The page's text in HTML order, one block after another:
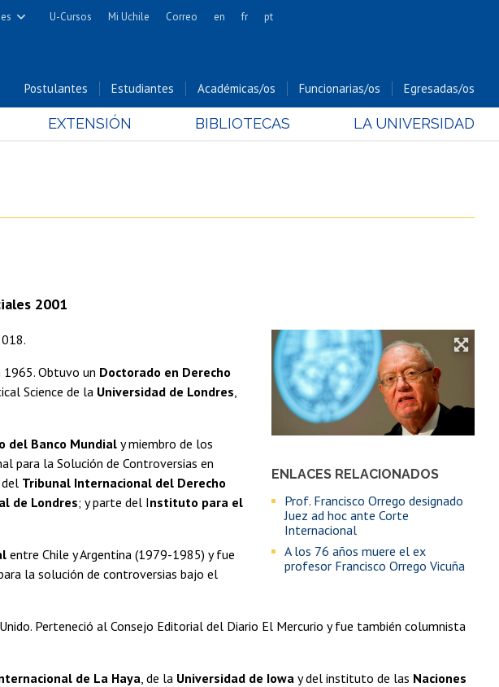
Físicas y Matemáticas
Cs. Forestales y Conservación
y Farmacéuticas
Cs. Sociales
Avanzados en Educación
Alimentos
U-Cursos Mi Uchile Correo en fr pt
Postulantes Estudiantes Académicas/os Funcionarias/os Egresadas/os
EXTENSIÓN BIBLIOTECAS LA UNIVERSIDAD
2001
ENLACES RELACIONADOS
Prof. Francisco Orrego designado
Juez ad hoc ante Corte
Internacional
A los 76 años muere el ex
profesor Francisco Orrego Vicuña
1965. Obtuvo un Doctorado en Derecho
Science de la Universidad de Londres
del Banco Mundial y miembro de los
para la Solución de Controversias en
del Tribunal Internacional del Derecho
de Londres; y parte del Instituto para el
entre Chile y Argentina (1979-1985) y fue
la solución de controversias bajo el
Perteneció al Consejo Editorial del Diario El Mercurio y fue también columnista
de La Haya , de la Universidad de Iowa y del instituto de las Naciones